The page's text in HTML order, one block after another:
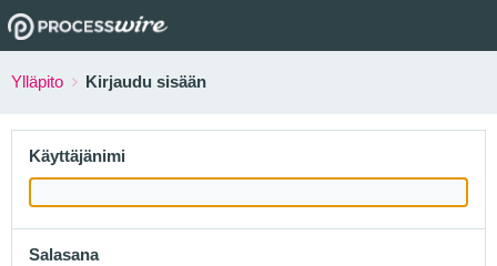
Ylläpito Kirjaudu sisään
Käyttäjänimi
Salasana